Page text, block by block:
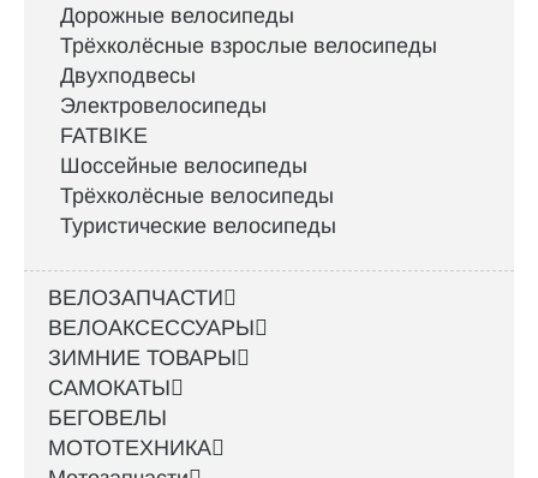
Дорожные велосипеды
Трёхколёсные взрослые велосипеды
Двухподвесы
Электровелосипеды
FATBIKE
Шоссейные велосипеды
Трёхколёсные велосипеды
Туристические велосипеды
ВЕЛОЗАПЧАСТИ
ВЕЛОАКСЕССУАРЫ
ЗИМНИЕ ТОВАРЫ
САМОКАТЫ
БЕГОВЕЛЫ
МОТОТЕХНИКА